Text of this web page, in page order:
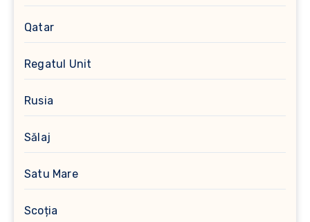
Qatar
Regatul Unit
Rusia
Sălaj
Satu Mare
Scoția